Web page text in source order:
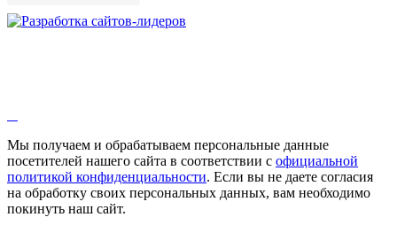
Змееголовник
Мыльнянка
Мята
Овсяный корень
Огуречная трава
Пустырник
Мы получаем и обрабатываем персональные данные
посетителей нашего сайта в соответствии с официальной
политикой конфиденциальности. Если вы не даете согласия
на обработку своих персональных данных, вам необходимо
покинуть наш сайт.